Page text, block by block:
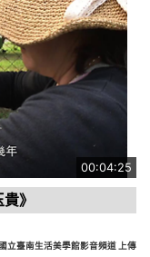
00:04:25
》
國立臺南生活美學館影音頻道 上傳